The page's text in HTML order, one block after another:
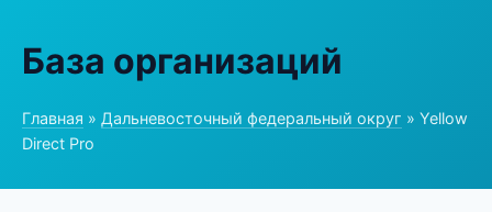
База организаций
Главная » Дальневосточный федеральный округ » Yellow
Direct Pro